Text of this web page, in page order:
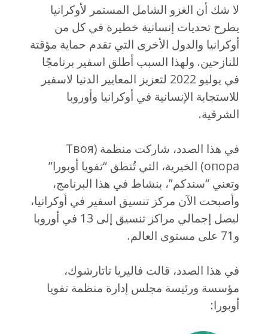
لا شك أن الغزو الشامل المستمر لأوكرانيا
يطرح تحديات إنسانية خطيرة في كل من
أوكرانيا والدول الأخرى التي تقدم حماية مؤقتة
للنازحين. ولهذا السبب أطلق اسفير برنامجًا
في يوليو 2022 لتعزيز المعايير الدنيا لاسفير
للاستجابة الإنسانية في أوكرانيا وأوروبا
الشرقية.
في هذا الصدد، شاركت منظمة (Твоя
опора) الخيرية، التي تُنطق “تفويا أوبورا”
وتعني “سندكم”، بنشاط في هذا البرنامج،
وأصبحت الآن مركز تنسيق اسفير في أوكرانيا،
ليصل إجمالي مراكز تنسيق إلى 13 في أوروبا
و71 على مستوى العالم.
في هذا الصدد، قالت فاليريا تاتارشوك،
مؤسسة ورئيسة مجلس إدارة منظمة تفويا
أوبورا: